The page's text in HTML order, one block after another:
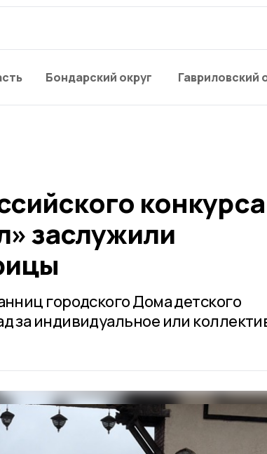
Бондарский округ Гавриловский
конкурса
заслужили
городского Дома детского
за индивидуальное или